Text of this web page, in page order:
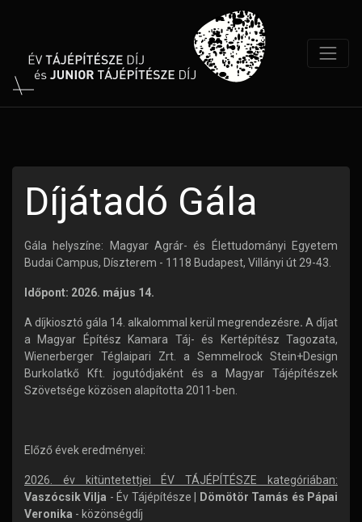
Díjátadó Gála
Gála helyszíne:
Magyar Agrár- és Élettudományi Egyetem
Budai Campus, Díszterem - 1118 Budapest, Villányi út 29-43.
Időpont: 2026. május 14.
A díjkiosztó gála 14. alkalommal kerül megrendezésre. A díjat
a Magyar Építész Kamara Táj- és Kertépítész Tagozata,
Wienerberger Téglaipari Zrt. a Semmelrock Stein+Design
Burkolatkő Kft. jogutódjaként és a Magyar Tájépítészek
Szövetsége közösen alapította 2011-ben.
Előző évek eredményei:
2026. év kitüntetettjei ÉV TÁJÉPÍTÉSZE kategóriában:
Vaszócsik Vilja - Év Tájépítésze |
Dömötör Tamás és Pápai
Veronika - közönségdíj